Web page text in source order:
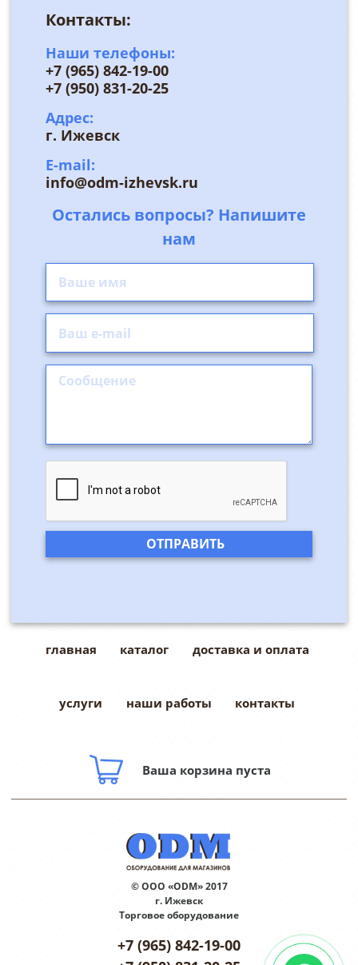
Контакты:
Наши телефоны:
+7 (965) 842-19-00
+7 (950) 831-20-25
Адрес:
г. Ижевск
E-mail:
info@odm-izhevsk.ru
Остались вопросы? Напишите
нам
главная каталог доставка и оплата
услуги наши работы контакты
Ваша корзина пуста
© ООО «ODM» 2017
г. Ижевск
Торговое оборудование
+7 (965) 842-19-00